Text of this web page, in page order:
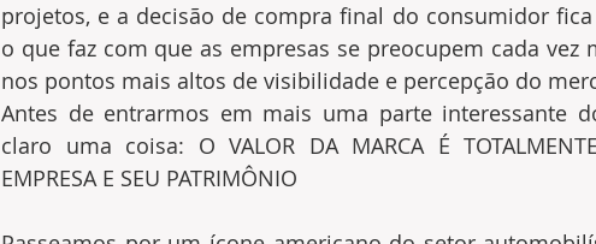
projetos, e a decisão de compra final do consumidor
o que faz com que as empresas se preocupem cada vez
nos pontos mais altos de visibilidade e percepção do
Antes de entrarmos em mais uma parte interessante
claro uma coisa: O VALOR DA MARCA É
EMPRESA E SEU PATRIMÔNIO